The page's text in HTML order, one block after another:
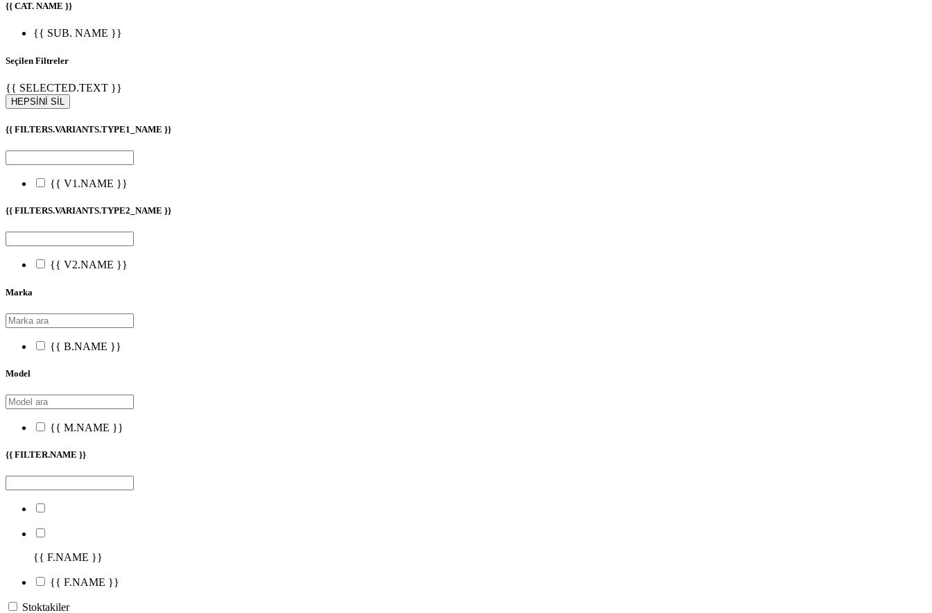
{{ CAT. NAME }}
{{ SUB. NAME }}
Seçilen Filtreler
{{ SELECTED.TEXT }}
HEPSİNİ SİL
{{ FILTERS.VARIANTS.TYPE1_NAME }}
{{ V1.NAME }}
{{ FILTERS.VARIANTS.TYPE2_NAME }}
{{ V2.NAME }}
Marka
{{ B.NAME }}
Model
{{ M.NAME }}
{{ FILTER.NAME }}
{{ F.NAME }}
{{ F.NAME }}
Stoktakiler